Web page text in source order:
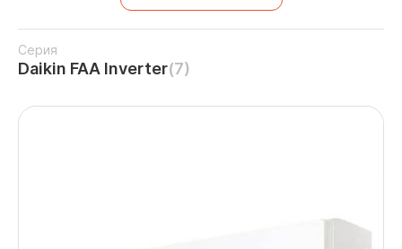
Серия
Daikin FAA Inverter(7)